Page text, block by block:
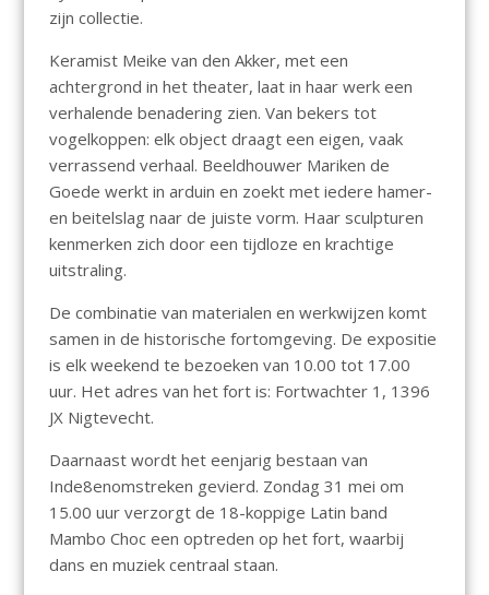
zijn collectie.
Keramist Meike van den Akker, met een
achtergrond in het theater, laat in haar werk een
verhalende benadering zien. Van bekers tot
vogelkoppen: elk object draagt een eigen, vaak
verrassend verhaal. Beeldhouwer Mariken de
Goede werkt in arduin en zoekt met iedere hamer-
en beitelslag naar de juiste vorm. Haar sculpturen
kenmerken zich door een tijdloze en krachtige
uitstraling.
De combinatie van materialen en werkwijzen komt
samen in de historische fortomgeving. De expositie
is elk weekend te bezoeken van 10.00 tot 17.00
uur. Het adres van het fort is: Fortwachter 1, 1396
JX Nigtevecht.
Daarnaast wordt het eenjarig bestaan van
Inde8enomstreken gevierd. Zondag 31 mei om
15.00 uur verzorgt de 18-koppige Latin band
Mambo Choc een optreden op het fort, waarbij
dans en muziek centraal staan.